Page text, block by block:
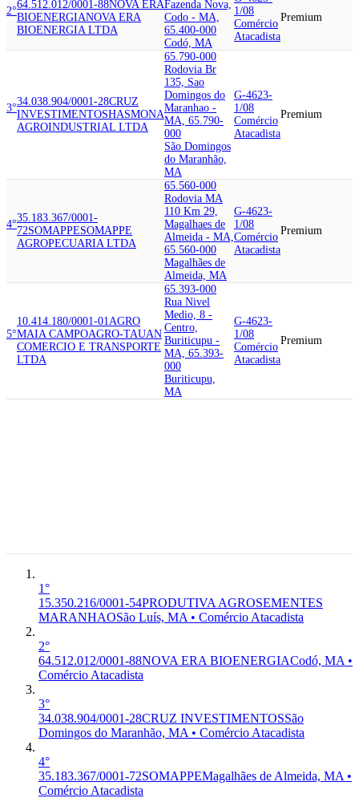
2°
64.512.012/0001-88NOVA ERA
BIOENERGIANOVA ERA
BIOENERGIA LTDA
Fazenda Nova,
Codo - MA,
65.400-000
Codó, MA
1/08
Comércio
Atacadista
Premium
3°
34.038.904/0001-28CRUZ
INVESTIMENTOSHASMONA
AGROINDUSTRIAL LTDA
65.790-000
Rodovia Br
135, Sao
Domingos do
Maranhao -
MA, 65.790-
000
São Domingos
do Maranhão,
MA
G-4623-
1/08
Comércio
Atacadista
Premium
4°
35.183.367/0001-
72SOMAPPESOMAPPE
AGROPECUARIA LTDA
65.560-000
Rodovia MA
110 Km 29,
Magalhaes de
Almeida - MA,
65.560-000
Magalhães de
Almeida, MA
G-4623-
1/08
Comércio
Atacadista
Premium
5°
10.414.180/0001-01 AGRO
MAIA CAMPOAGRO-TAUAN
COMERCIO E TRANSPORTE
LTDA
65.393-000
Rua Nivel
Medio, 8 -
Centro,
Buriticupu -
MA, 65.393-
000
Buriticupu,
MA
G-4623-
1/08
Comércio
Atacadista
Premium
1°
15.350.216/0001-54PRODUTIVA AGROSEMENTES
MARANHAOSão Luís, MA • Comércio Atacadista
2°
64.512.012/0001-88NOVA ERA BIOENERGIACodó, MA •
Comércio Atacadista
3°
34.038.904/0001-28CRUZ INVESTIMENTOSSão
Domingos do Maranhão, MA • Comércio Atacadista
4°
35.183.367/0001-72SOMAPPEMagalhães de Almeida, MA •
Comércio Atacadista